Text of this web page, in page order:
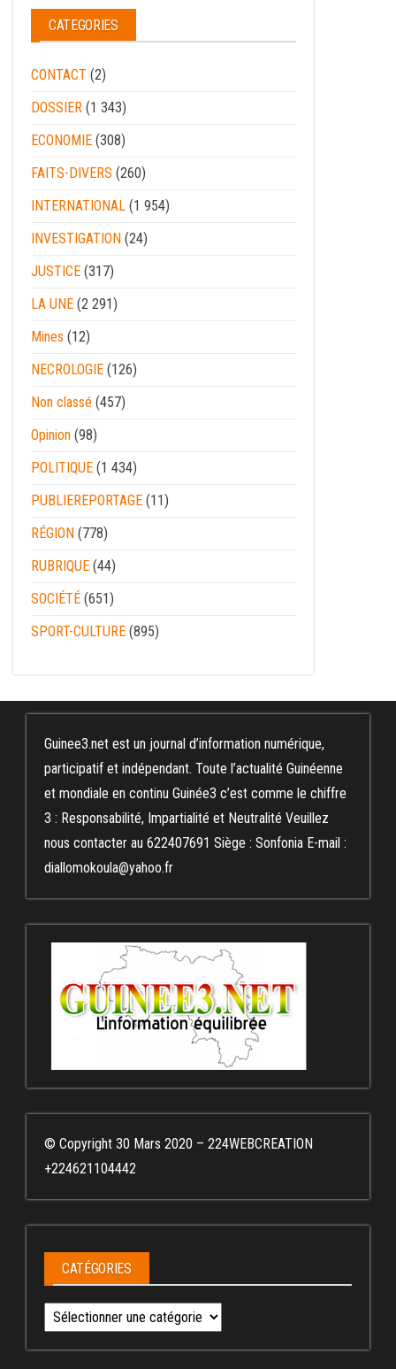
CATEGORIES
CONTACT (2)
DOSSIER (1 343)
ECONOMIE (308)
FAITS-DIVERS (260)
INTERNATIONAL (1 954)
INVESTIGATION (24)
JUSTICE (317)
LA UNE (2 291)
Mines (12)
NECROLOGIE (126)
Non classé (457)
Opinion (98)
POLITIQUE (1 434)
PUBLIEREPORTAGE (11)
RÉGION (778)
RUBRIQUE (44)
SOCIÉTÉ (651)
SPORT-CULTURE (895)
Guinee3.net est un journal d’information numérique,
participatif et indépendant. Toute l’actualité Guinéenne
et mondiale en continu Guinée3 c’est comme le chiffre
3 : Responsabilité, Impartialité et Neutralité Veuillez
nous contacter au 622407691 Siège : Sonfonia E-mail :
diallomokoula@yahoo.fr
© Copyright 30 Mars 2020 – 224WEBCREATION
+224621104442
CATÉGORIES
Catégories